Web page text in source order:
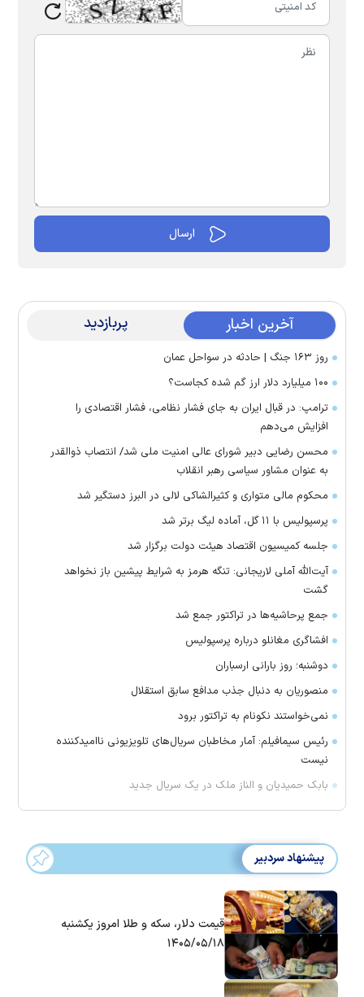
آخرین اخبار پربازدید
روز ۱۶۳ جنگ | حادثه در سواحل عمان
۱۰۰ میلیارد دلار ارز گم شده کجاست؟
ترامپ: در قبال ایران به جای فشار نظامی، فشار اقتصادی را
افزایش می‌دهم
محسن رضایی دبیر شورای عالی امنیت ملی شد/ انتصاب ذوالقدر
به عنوان مشاور سیاسی رهبر انقلاب
محکوم مالی متواری و کثیرالشاکی لالی در البرز دستگیر شد
پرسپولیس با ۱۱ گل، آماده لیگ برتر شد
جلسه کمیسیون اقتصاد هیئت دولت برگزار شد
آیت‌الله آملی لاریجانی: تنگه هرمز به شرایط پیشین باز نخواهد
گشت
جمع پرحاشیه‌ها در تراکتور جمع شد
افشاگری مغانلو درباره پرسپولیس
دوشنبه؛ روز بارانی ارسباران
منصوریان به دنبال جذب مدافع سابق استقلال
‌نمی‌خواستند نکونام به تراکتور برود
رئیس سیمافیلم: آمار مخاطبان سریال‌های تلویزیونی ناامیدکننده
نیست
بابک حمیدیان و الناز ملک در یک سریال جدید
پیشنهاد سردبیر
قیمت دلار، سکه و طلا امروز یکشنبه
۱۴۰۵/۰۵/۱۸